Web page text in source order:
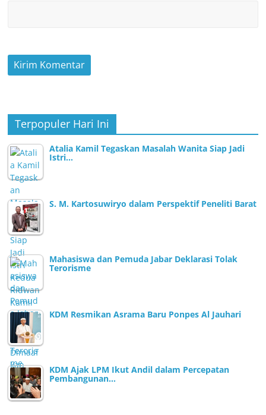
Terpopuler Hari Ini
Atalia Kamil Tegaskan Masalah Wanita Siap Jadi
Istri…
S. M. Kartosuwiryo dalam Perspektif Peneliti Barat
Mahasiswa dan Pemuda Jabar Deklarasi Tolak
Terorisme
KDM Resmikan Asrama Baru Ponpes Al Jauhari
KDM Ajak LPM Ikut Andil dalam Percepatan
Pembangunan…